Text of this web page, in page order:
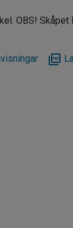
OBS! Skåpet